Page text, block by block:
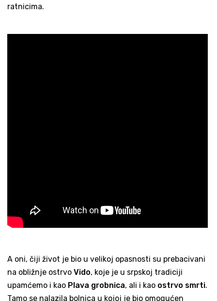
ratnicima.
A oni, čiji život je bio u velikoj opasnosti su prebacivani
na obližnje ostrvo Vido, koje je u srpskoj tradiciji
upamćemo i kao Plava grobnica, ali i kao ostrvo smrti.
Tamo se nalazila bolnica u kojoj je bio omogućen